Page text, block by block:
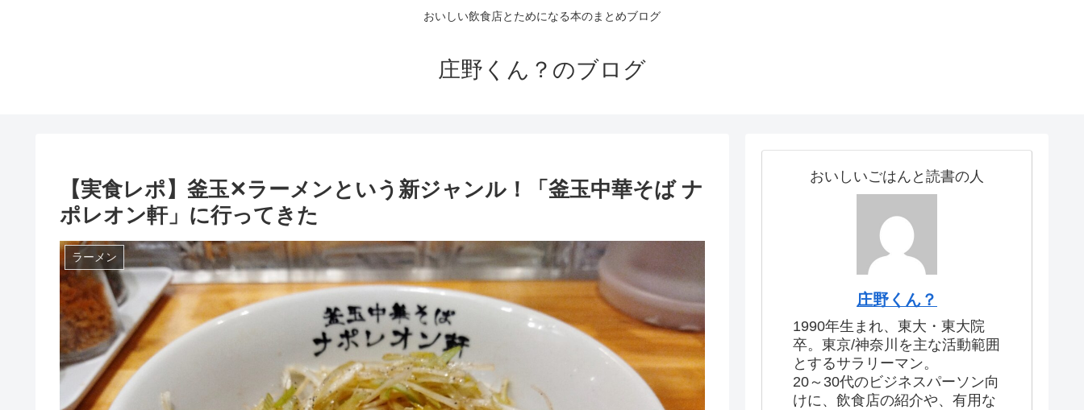
おいしい飲食店とためになる本のまとめブログ
庄野くん？のブログ
【実食レポ】釜玉✕ラーメンという新ジャンル！「釜玉中華そば ナ
ポレオン軒」に行ってきた
ラーメン
おいしいごはんと読書の人
庄野くん？
1990年生まれ、東大・東大院
卒。東京/神奈川を主な活動範囲
とするサラリーマン。
20～30代のビジネスパーソン向
けに、飲食店の紹介や、有用な